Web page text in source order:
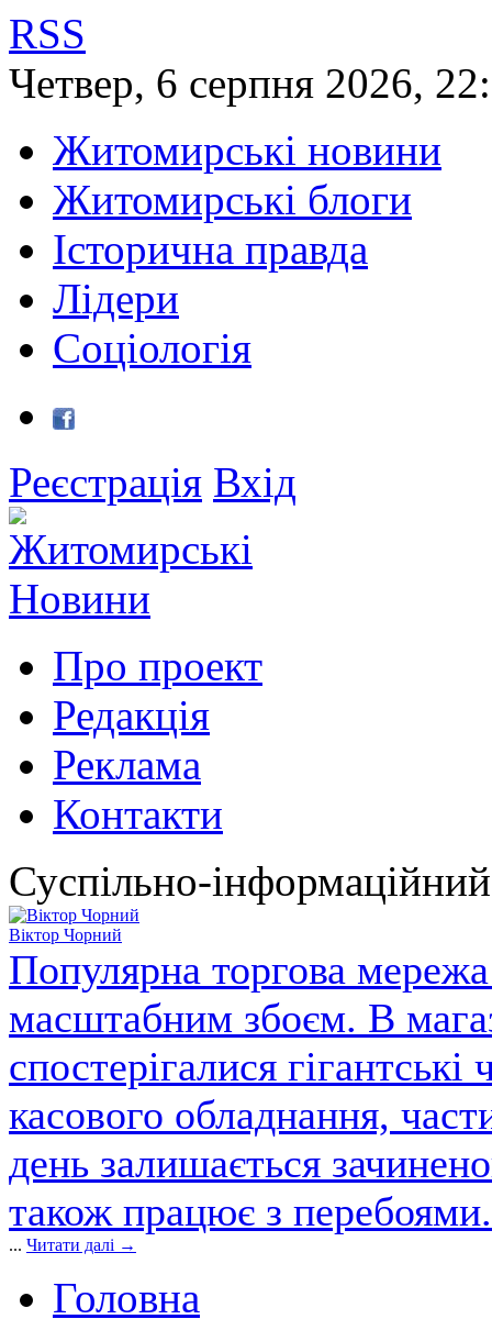
RSS
Четвер, 6 серпня 2026,
Житомирські новини
Житомирські блоги
Історична правда
Лідери
Соціологія
Реєстрація Вхід
Про проект
Редакція
Реклама
Контакти
Суспільно-
Віктор Чорний
Популярна торгова
масштабним збоєм. В
спостерігалися
касового обладнання,
день залишається
також працює з
... Читати далі →
Головна